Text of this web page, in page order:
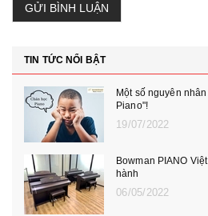
GỬI BÌNH LUẬN
TIN TỨC NỔI BẬT
Một số nguyên
Piano"!
19/07/2022
Bowman PIANO
hành
06/05/2022